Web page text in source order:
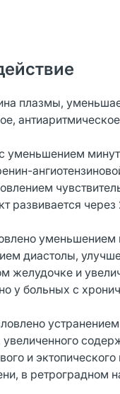
плазмы,
уменьшением
развивается
диастолы,
желудочке и
у больных с
и
в ретроградном